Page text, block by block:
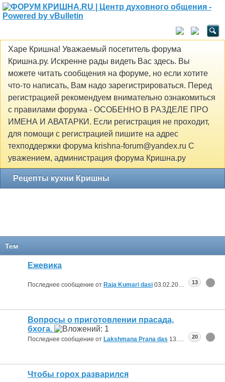
Харе Кришна! Уважаемый посетитель форума
Кришна.ру. Искренне рады видеть Вас здесь. Вы
можете читать сообщения на форуме, но если хотите
что-то написать, Вам надо зарегистрироваться. Перед
регистрацией рекомендуем внимательно ознакомиться
с правилами форума - ОСОБЕННО В РАЗДЕЛЕ ПРО
ИМЕНА И АВАТАРКИ. Если регистрация не проходит,
для помощи с регистрацией пишите на адрес
техподдержки форума krishna-forum@yandex.ru С
уважением, администрация форума Кришна.ру
Рецепты кухни Кришны
Тем
Ежевика
Последнее сообщение от Raja Kumari dasi 03.02.2026 11:44
13
Вопросы о приготовлении прасада,
бхога.
Последнее сообщение от Lakshmana Prana das 13.08.2025 15:04
20
Чтобы горох разварился